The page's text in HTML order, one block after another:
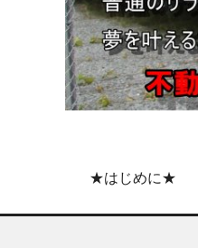
★はじめに★